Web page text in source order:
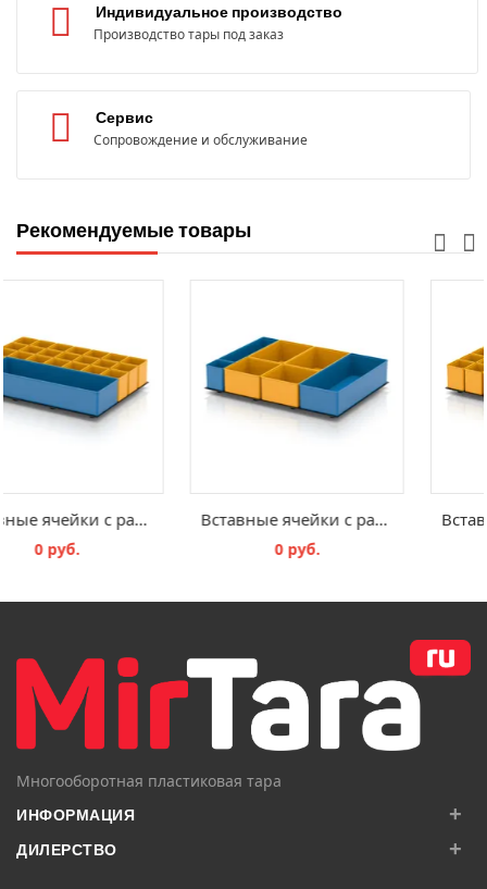
Индивидуальное производство
Производство тары под заказ
Сервис
Сопровождение и обслуживание
Рекомендуемые товары
Многооборотная пластиковая тара
ИНФОРМАЦИЯ +
ДИЛЕРСТВО +